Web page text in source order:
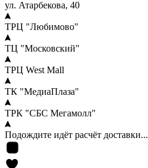
ул. Атарбекова, 40
ТРЦ "Любимово"
ТЦ "Московский"
ТРЦ West Mall
ТК "МедиаПлаза"
ТРК "СБС Мегамолл"
Подождите идёт расчёт доставки...